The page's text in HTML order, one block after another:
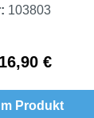
103803
Regulärer Preis:
16,90 €
Produkt